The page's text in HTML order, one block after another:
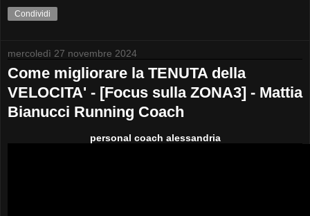
Condividi
mercoledì 27 novembre 2024
Come migliorare la TENUTA della
VELOCITA' - [Focus sulla ZONA3] - Mattia
Bianucci Running Coach
personal coach alessandria